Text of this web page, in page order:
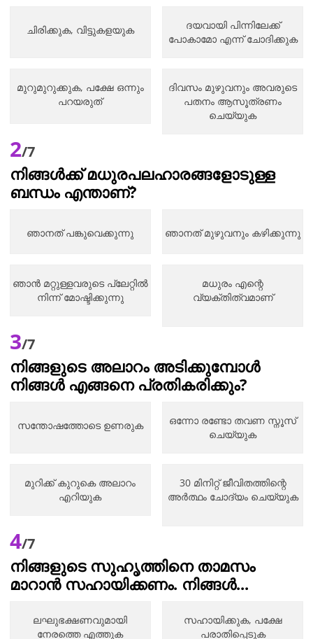
ചിരിക്കുക, വിട്ടുകളയുക
ദയവായി പിന്നിലേക്ക്
പോകാമോ എന്ന് ചോദിക്കുക
മുറുമുറുക്കുക, പക്ഷേ ഒന്നും
പറയരുത്
ദിവസം മുഴുവനും അവരുടെ
പതനം ആസൂത്രണം
ചെയ്യുക
2/7
നിങ്ങൾക്ക് മധുരപലഹാരങ്ങളോടുള്ള
ബന്ധം എന്താണ്?
ഞാനത് പങ്കുവെക്കുന്നു ഞാനത് മുഴുവനും കഴിക്കുന്നു
ഞാൻ മറ്റുള്ളവരുടെ പ്ലേറ്റിൽ
നിന്ന് മോഷ്ടിക്കുന്നു
മധുരം എന്റെ
വ്യക്തിത്വമാണ്
3/7
നിങ്ങളുടെ അലാറം അടിക്കുമ്പോൾ
നിങ്ങൾ എങ്ങനെ പ്രതികരിക്കും?
സന്തോഷത്തോടെ ഉണരുക
ഒന്നോ രണ്ടോ തവണ സ്നൂസ്
ചെയ്യുക
മുറിക്ക് കുറുകെ അലാറം
എറിയുക
30 മിനിറ്റ് ജീവിതത്തിന്റെ
അർത്ഥം ചോദ്യം ചെയ്യുക
4/7
നിങ്ങളുടെ സുഹൃത്തിനെ താമസം
മാറാൻ സഹായിക്കണം. നിങ്ങൾ...
ലഘുഭക്ഷണവുമായി
നേരത്തെ എത്തുക
സഹായിക്കുക, പക്ഷേ
പരാതിപ്പെടുക